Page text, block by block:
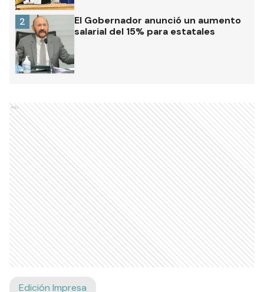
El Gobernador anunció un aumento
salarial del 15% para estatales
2
Ads
Edición Impresa